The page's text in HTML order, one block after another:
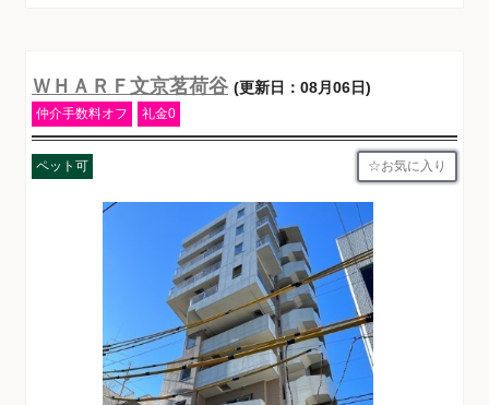
ＷＨＡＲＦ文京茗荷谷 (更新日：08月06日)
仲介手数料オフ 礼金0
ペット可 お気に入り